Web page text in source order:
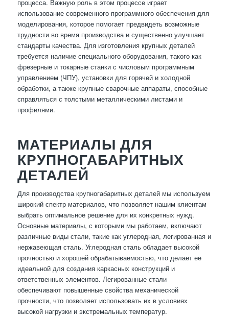
процесса. Важную роль в этом процессе играет
использование современного программного обеспечения для
моделирования, которое помогает предвидеть возможные
трудности во время производства и существенно улучшает
стандарты качества. Для изготовления крупных деталей
требуется наличие специального оборудования, такого как
фрезерные и токарные станки с числовым программным
управлением (ЧПУ), установки для горячей и холодной
обработки, а также крупные сварочные аппараты, способные
справляться с толстыми металлическими листами и
профилями.
МАТЕРИАЛЫ ДЛЯ
КРУПНОГАБАРИТНЫХ
ДЕТАЛЕЙ
Для производства крупногабаритных деталей мы используем
широкий спектр материалов, что позволяет нашим клиентам
выбрать оптимальное решение для их конкретных нужд.
Основные материалы, с которыми мы работаем, включают
различные виды стали, такие как углеродная, легированная и
нержавеющая сталь. Углеродная сталь обладает высокой
прочностью и хорошей обрабатываемостью, что делает ее
идеальной для создания каркасных конструкций и
ответственных элементов. Легированные стали
обеспечивают повышенные свойства механической
прочности, что позволяет использовать их в условиях
высокой нагрузки и экстремальных температур.